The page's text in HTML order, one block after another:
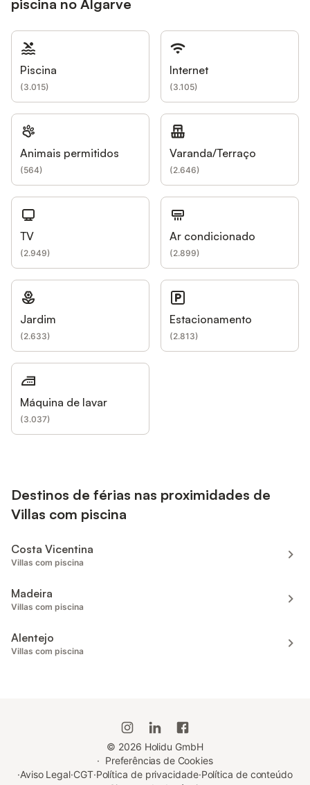
piscina no Algarve
Piscina
(3.015)
Internet
(3.105)
Animais permitidos
(564)
Varanda/Terraço
(2.646)
TV
(2.949)
Ar condicionado
(2.899)
Jardim
(2.633)
Estacionamento
(2.813)
Máquina de lavar
(3.037)
Destinos de férias nas proximidades de
Villas com piscina
Costa Vicentina
Villas com piscina
Madeira
Villas com piscina
Alentejo
Villas com piscina
© 2026 Holidu GmbH
· Preferências de Cookies
·Aviso Legal·CGT·Política de privacidade·Política de conteúdo